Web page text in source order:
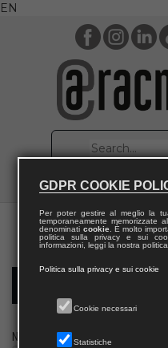
EN
Nome
GDPR COOKIE
Per poter gestire al meglio la
temporaneamente memorizzate
denominati cookie. È molto
politica sulla privacy e sui
informazioni, leggi la nostra
Politica sulla privacy e sui cookie
Cookie necessari
Statistiche